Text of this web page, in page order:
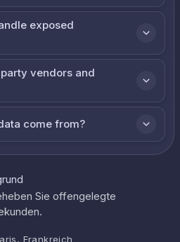
exposed
vendors and
come from?
Sie offengelegte
Frankreich